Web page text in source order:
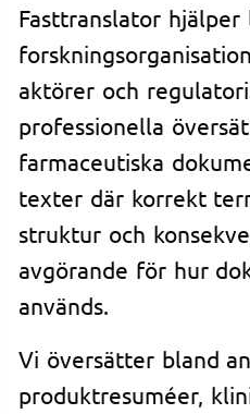
Fasttranslator hjälper
aktörer och
professionella
farmaceutiska
texter där korrekt
struktur och
avgörande för hur
används.
Vi översätter bland
produktresuméer,